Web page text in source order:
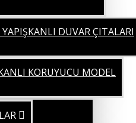
DUVAR ÇITALARI
KORUYUCU MODEL